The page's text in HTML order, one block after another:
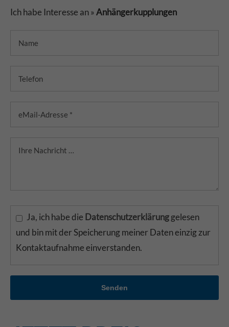
Ich habe Interesse an »Anhängerkupplungen
Ja, ich habe die Datenschutzerklärunggelesen
und bin mit der Speicherung meiner Daten einzig zur
Kontaktaufnahme einverstanden.
Senden